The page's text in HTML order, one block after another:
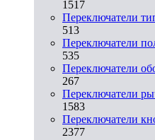
1517
Переключатели
513
Переключатели
535
Переключатели
267
Переключатели
1583
Переключатели
2377